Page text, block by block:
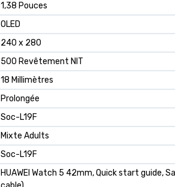
1,38 Pouces
OLED
240 x 280
500 Revêtement NIT
18 Millimètres
Prolongée
Soc-L19F
Mixte Adults
Soc-L19F
HUAWEI Watch 5 42mm, Quick start guide,